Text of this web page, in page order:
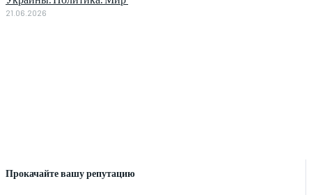
Прокачайте вашу репутацию
21.06.2026